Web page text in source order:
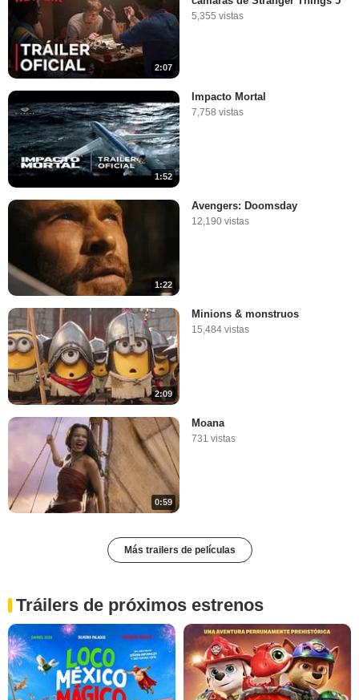
2:07
5,355 vistas
1:52
Impacto Mortal
7,758 vistas
1:22
Avengers: Doomsday
12,190 vistas
2:09
Minions & monstruos
15,484 vistas
0:59
Moana
731 vistas
Más trailers de películas
Tráilers de próximos estrenos